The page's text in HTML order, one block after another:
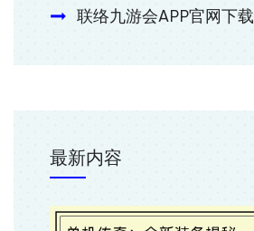
联络九游会APP官网下载
最新内容